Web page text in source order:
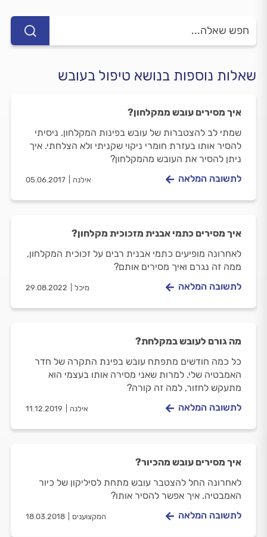
שאלות נוספות בנושא טיפול בעובש
איך מסירים עובש ממקלחון?
שמתי לב להצטברות של עובש בפינות המקלחון. ניסיתי
להסיר אותו בעזרת חומרי ניקוי שקניתי ולא הצלחתי. איך
ניתן להסיר את העובש מהמקלחון?
אילנה 05.06.2017 לתשובה המלאה
איך מסירים כתמי אבנית מזכוכית מקלחון?
לאחרונה מופיעים כתמי אבנית רבים על זכוכית המקלחון,
ממה זה נגרם ואיך מסירים אותם?
מיכל 29.08.2022 לתשובה המלאה
מה גורם לעובש במקלחת?
כל כמה חודשים מתפתח עובש בפינת התקרה של חדר
האמבטיה שלי. למרות שאני מסירה אותו בעצמי הוא
מתעקש לחזור, למה זה קורה?
אילנה 11.12.2019 לתשובה המלאה
איך מסירים עובש מהכיור?
לאחרונה החל להצטבר עובש מתחת לסיליקון של כיור
האמבטיה. איך אפשר להסיר אותו?
המקצוענים 18.03.2018 לתשובה המלאה